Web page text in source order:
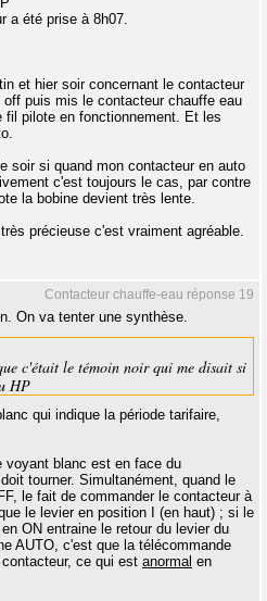
a été prise à 8h07.
et hier soir concernant le contacteur
puis mis le contacteur chauffe eau
pilote en fonctionnement. Et les
soir si quand mon contacteur en auto
c'est toujours le cas, par contre
la bobine devient très lente.
précieuse c'est vraiment agréable.
Contacteur chauffe-eau réponse 19
On va tenter une synthèse.
c'était le témoin noir qui me disait si
HP
qui indique la période tarifaire,
voyant blanc est en face du
tourner. Simultanément, quand le
le fait de commander le contacteur à
le levier en position I (en haut) ; si le
ON entraine le retour du levier du
AUTO, c'est que la télécommande
ce qui est anormal en